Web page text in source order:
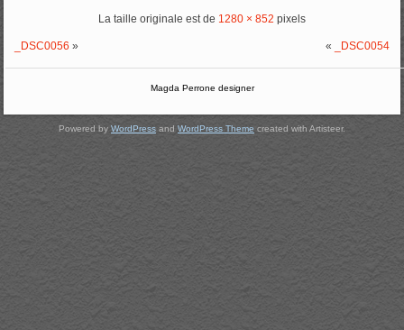
La taille originale est de 1280 × 852 pixels
_DSC0056 » « _DSC0054
Magda Perrone designer
Powered by WordPress and WordPress Theme created with Artisteer.